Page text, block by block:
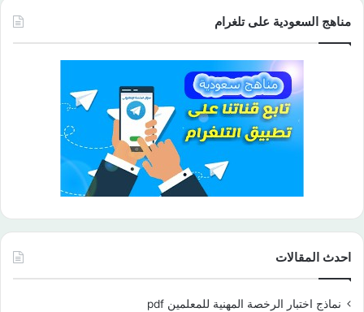
مناهج السعودية على تلغرام
احدث المقالات
نماذج اختبار الرخصة المهنية للمعلمين pdf